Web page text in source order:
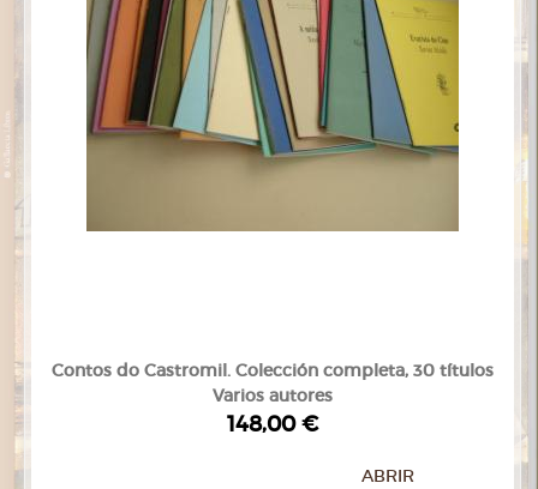
Contos do Castromil. Colección completa, 30 títulos
Varios autores
148,00 €
ABRIR